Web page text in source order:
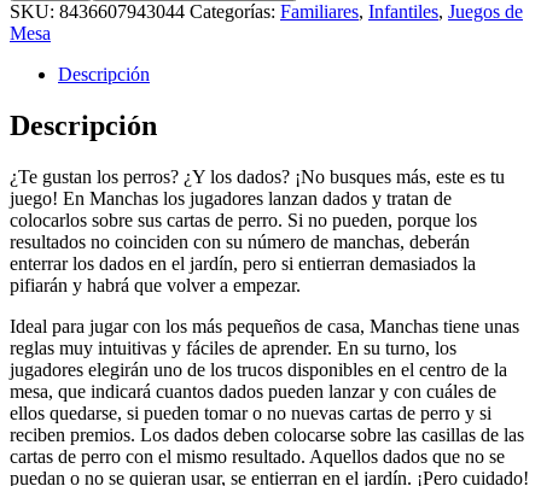
SKU: 8436607943044 Categorías: Familiares, Infantiles, Juegos de
Mesa
Descripción
Descripción
¿Te gustan los perros? ¿Y los dados? ¡No busques más, este es tu
juego! En Manchas los jugadores lanzan dados y tratan de
colocarlos sobre sus cartas de perro. Si no pueden, porque los
resultados no coinciden con su número de manchas, deberán
enterrar los dados en el jardín, pero si entierran demasiados la
pifiarán y habrá que volver a empezar.
Ideal para jugar con los más pequeños de casa, Manchas tiene unas
reglas muy intuitivas y fáciles de aprender. En su turno, los
jugadores elegirán uno de los trucos disponibles en el centro de la
mesa, que indicará cuantos dados pueden lanzar y con cuáles de
ellos quedarse, si pueden tomar o no nuevas cartas de perro y si
reciben premios. Los dados deben colocarse sobre las casillas de las
cartas de perro con el mismo resultado. Aquellos dados que no se
puedan o no se quieran usar, se entierran en el jardín. ¡Pero cuidado!